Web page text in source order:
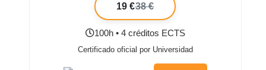
19 €38 €
100h • 4 créditos ECTS
Certificado oficial por Universidad